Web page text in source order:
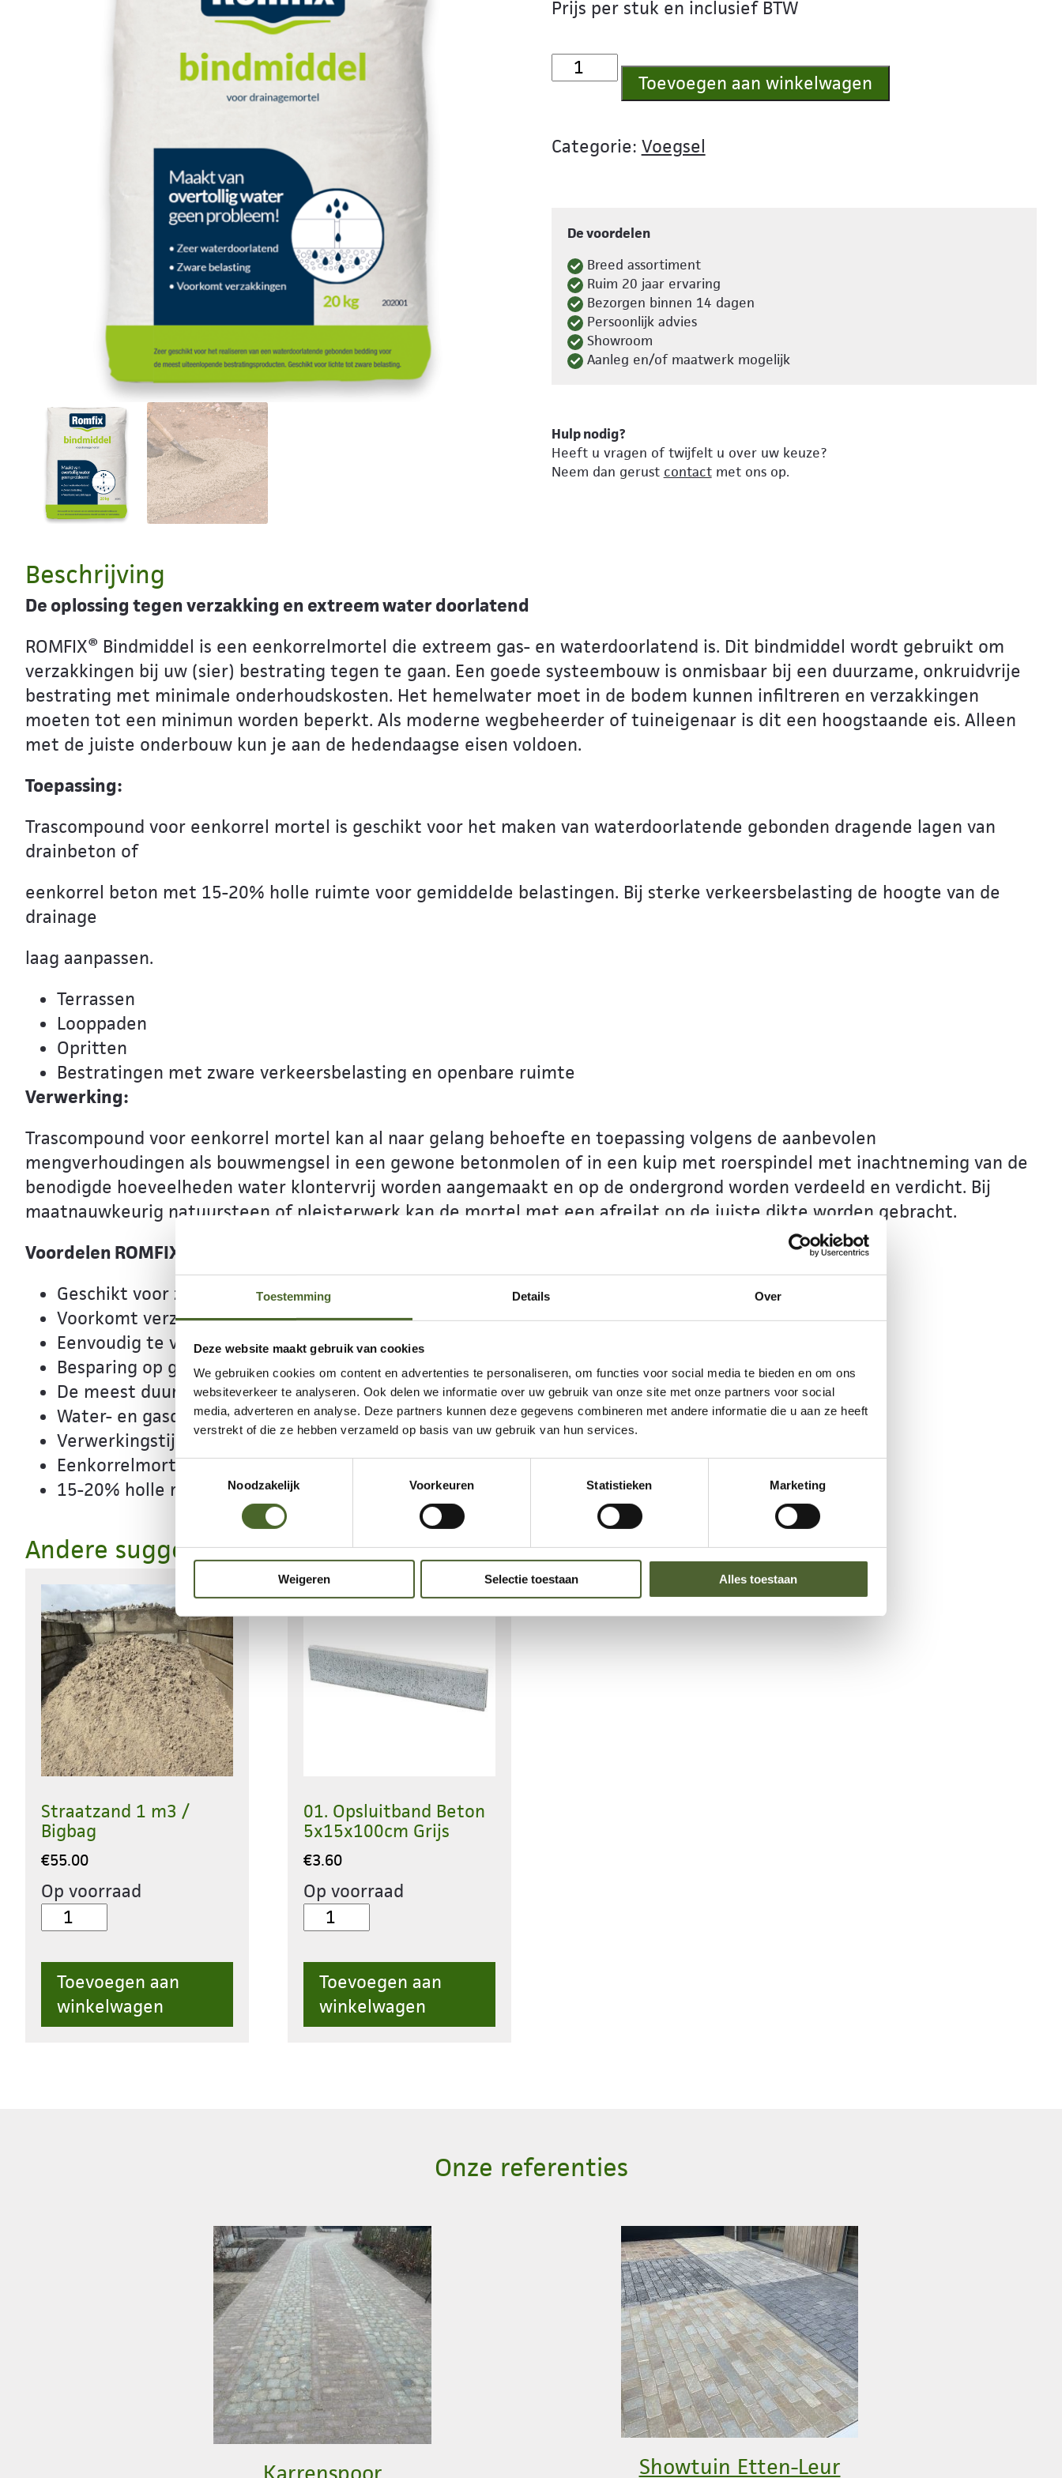
Toestemming Details Over
Deze website maakt gebruik van cookies
We gebruiken cookies om content en advertenties te personaliseren, om functies voor social media te bieden en om ons
websiteverkeer te analyseren. Ook delen we informatie over uw gebruik van onze site met onze partners voor social
media, adverteren en analyse. Deze partners kunnen deze gegevens combineren met andere informatie die u aan ze heeft
verstrekt of die ze hebben verzameld op basis van uw gebruik van hun services.
Toestemmingsselectie
Noodzakelijk
Voorkeuren Statistieken Marketing
Weigeren Selectie toestaan Alles toestaan
Prijs per stuk en inclusief BTW
ROMFIX®
drainagemortel
aantal
Toevoegen aan winkelwagen
Categorie: Voegsel
De voordelen
Breed assortiment
Ruim 20 jaar ervaring
Bezorgen binnen 14 dagen
Persoonlijk advies
Showroom
Aanleg en/of maatwerk mogelijk
Hulp nodig?
Heeft u vragen of twijfelt u over uw keuze?
Neem dan gerust contactmet ons op.
Beschrijving
De oplossing tegen verzakking en extreem water doorlatend
ROMFIX® Bindmiddel is een eenkorrelmortel die extreem gas- en waterdoorlatend is. Dit bindmiddel wordt gebruikt om
verzakkingen bij uw (sier) bestrating tegen te gaan. Een goede systeembouw is onmisbaar bij een duurzame, onkruidvrije
bestrating met minimale onderhoudskosten. Het hemelwater moet in de bodem kunnen infiltreren en verzakkingen
moeten tot een minimun worden beperkt. Als moderne wegbeheerder of tuineigenaar is dit een hoogstaande eis. Alleen
met de juiste onderbouw kun je aan de hedendaagse eisen voldoen.
Toepassing:
Trascompound voor eenkorrel mortel is geschikt voor het maken van waterdoorlatende gebonden dragende lagen van
drainbeton of
eenkorrel beton met 15-20% holle ruimte voor gemiddelde belastingen. Bij sterke verkeersbelasting de hoogte van de
drainage
laag aanpassen.
Terrassen
Looppaden
Opritten
Bestratingen met zware verkeersbelasting en openbare ruimte
Verwerking:
Trascompound voor eenkorrel mortel kan al naar gelang behoefte en toepassing volgens de aanbevolen
mengverhoudingen als bouwmengsel in een gewone betonmolen of in een kuip met roerspindel met inachtneming van de
benodigde hoeveelheden water klontervrij worden aangemaakt en op de ondergrond worden verdeeld en verdicht. Bij
maatnauwkeurig natuursteen of pleisterwerk kan de mortel met een afreilat op de juiste dikte worden gebracht.
Voordelen ROMFIX® bindmiddel
Geschikt voor zware verkeersbelasting.
Voorkomt verzakkingen.
Eenvoudig te verwerken.
Besparing op grondwerk.
De meest duurzame oplossing voor uw (sier)bestrating.
Water- en gasdoorlatend
Verwerkingstijd ca. 2 uur
Eenkorrelmortel
15-20% holle ruimte
Andere suggesties…
Straatzand 1 m3 /
Bigbag
€55.00
Op voorraad
Straatzand
m3
Bigbag
Toevoegen aan
winkelwagen
01. Opsluitband Beton
5x15x100cm Grijs
€3.60
Op voorraad
01.
Beton
5x15x100cm
Grijs
Toevoegen aan
winkelwagen
Onze referenties
Showtuin Etten-Leur